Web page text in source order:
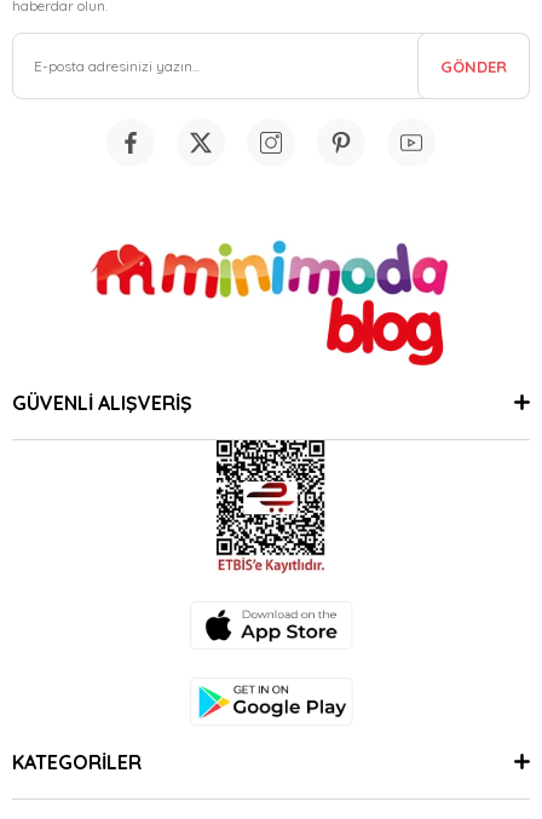
haberdar olun.
GÖNDER
GÜVENLİ ALIŞVERİŞ
KATEGORİLER